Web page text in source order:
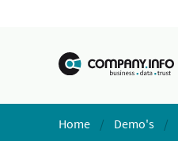
Home Demo's